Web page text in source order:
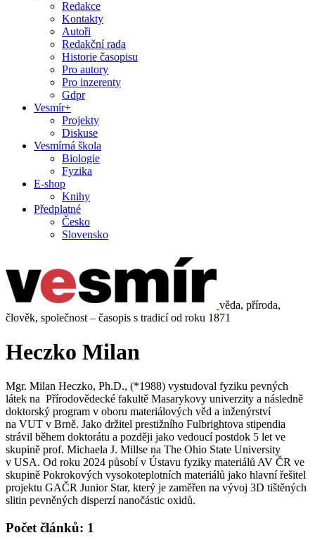
Redakce
Kontakty
Autoři
Redakční rada
Historie časopisu
Pro autory
Pro inzerenty
Gdpr
Vesmír+
Projekty
Diskuse
Vesmírná škola
Biologie
Fyzika
E-shop
Knihy
Předplatné
Česko
Slovensko
věda, příroda,
člověk, společnost – časopis s tradicí od roku 1871
Heczko Milan
Mgr. Milan Heczko, Ph.D., (*1988) vystudoval fyziku pevných
látek na Přírodovědecké fakultě Masarykovy univerzity a následně
doktorský program v oboru materiálových věd a inženýrství
na VUT v Brně. Jako držitel prestižního Fulbrightova stipendia
strávil během doktorátu a později jako vedoucí postdok 5 let ve
skupině prof. Michaela J. Millse na The Ohio State University
v USA. Od roku 2024 působí v Ústavu fyziky materiálů AV ČR ve
skupině Pokrokových vysokoteplotních materiálů jako hlavní řešitel
projektu GAČR Junior Star, který je zaměřen na vývoj 3D tištěných
slitin pevněných disperzí nanočástic oxidů.
Počet článků: 1